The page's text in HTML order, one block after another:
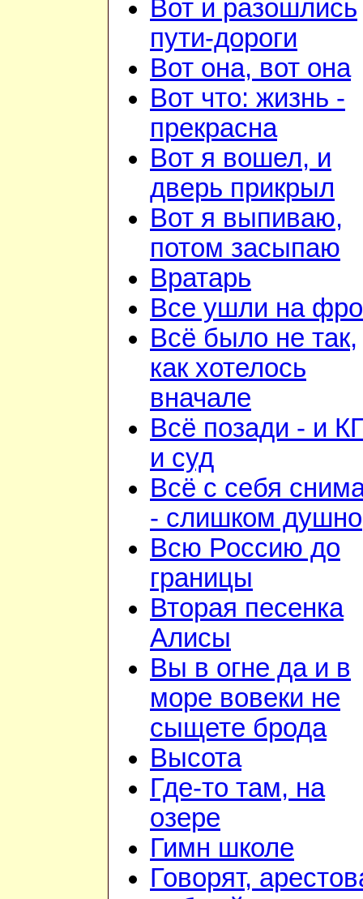
Вот и разошлись
пути-дороги
Вот она, вот она
Вот что: жизнь -
прекрасна
Вот я вошел, и
дверь прикрыл
Вот я выпиваю,
потом засыпаю
Вратарь
Все ушли на
Всё было не так,
как хотелось
вначале
Всё позади - и
и суд
Всё с себя
- слишком душно
Всю Россию до
границы
Вторая песенка
Алисы
Вы в огне да и в
море вовеки не
сыщете брода
Высота
Где-то там, на
озере
Гимн школе
Говорят,